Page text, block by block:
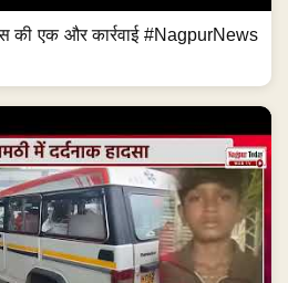
की एक और कार्रवाई #NagpurNews